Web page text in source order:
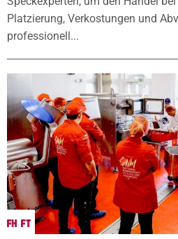
Platzierung, Verkostungen und
professionell...